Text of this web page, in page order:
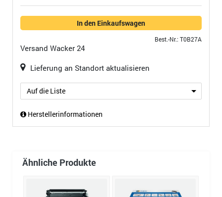
In den Einkaufswagen
Best.-Nr.: T0B27A
Versand Wacker 24
Lieferung an Standort aktualisieren
Auf die Liste
Herstellerinformationen
Ähnliche Produkte